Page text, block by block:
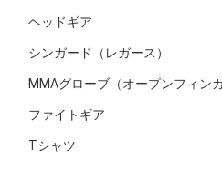
ヘッドギア
シンガード（レガース）
MMAグローブ（オープンフィン
ファイトギア
Tシャツ